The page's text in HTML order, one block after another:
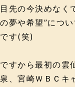
目先の今決めなく
の夢や希望”につ
です(笑)
ですから最初の雲
泉、宮崎ＷＢＣキ